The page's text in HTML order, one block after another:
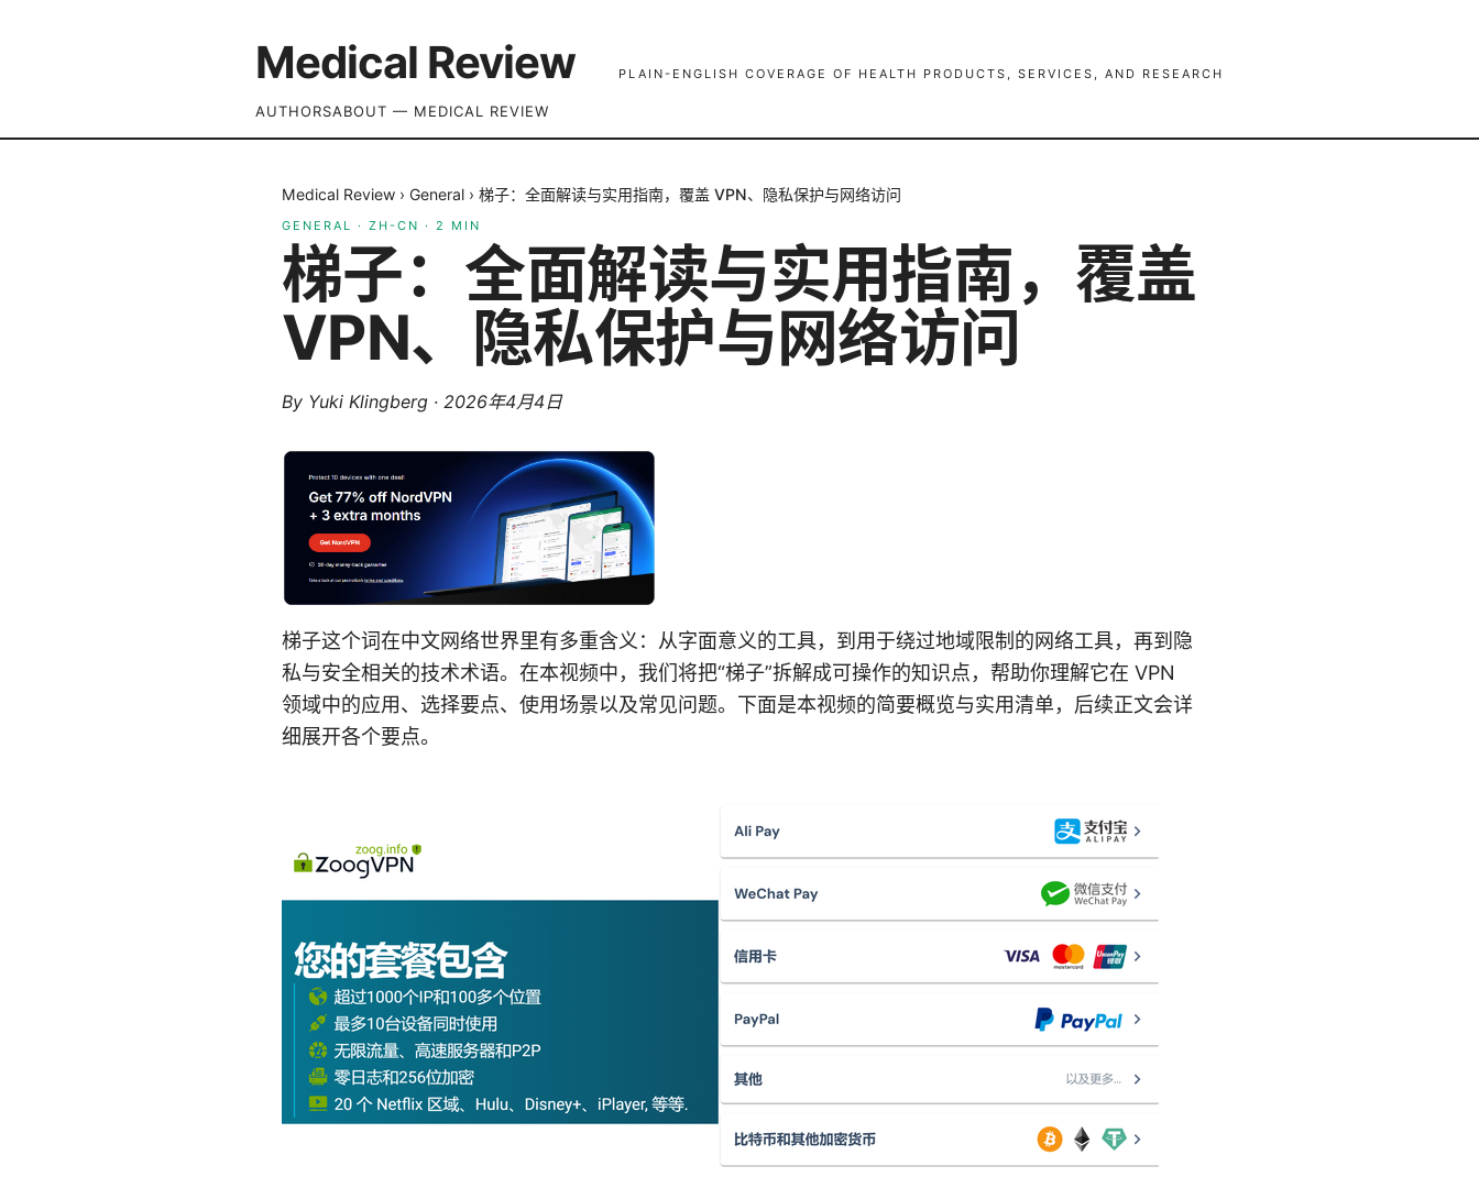
Medical Review PLAIN-ENGLISH COVERAGE OF HEALTH PRODUCTS, SERVICES, AND RESEARCH
AUTHORSABOUT — MEDICAL REVIEW
Medical Review › General › 梯子：全面解读与实用指南，覆盖 VPN、隐私保护与网络访问
GENERAL · ZH-CN · 2 MIN
梯子：全面解读与实用指南，覆盖
VPN、隐私保护与网络访问
By Yuki Klingberg · 2026年4月4日
梯子这个词在中文网络世界里有多重含义：从字面意义的工具，到用于绕过地域限制的网络工具，再到隐
私与安全相关的技术术语。在本视频中，我们将把“梯子”拆解成可操作的知识点，帮助你理解它在 VPN
领域中的应用、选择要点、使用场景以及常见问题。下面是本视频的简要概览与实用清单，后续正文会详
细展开各个要点。